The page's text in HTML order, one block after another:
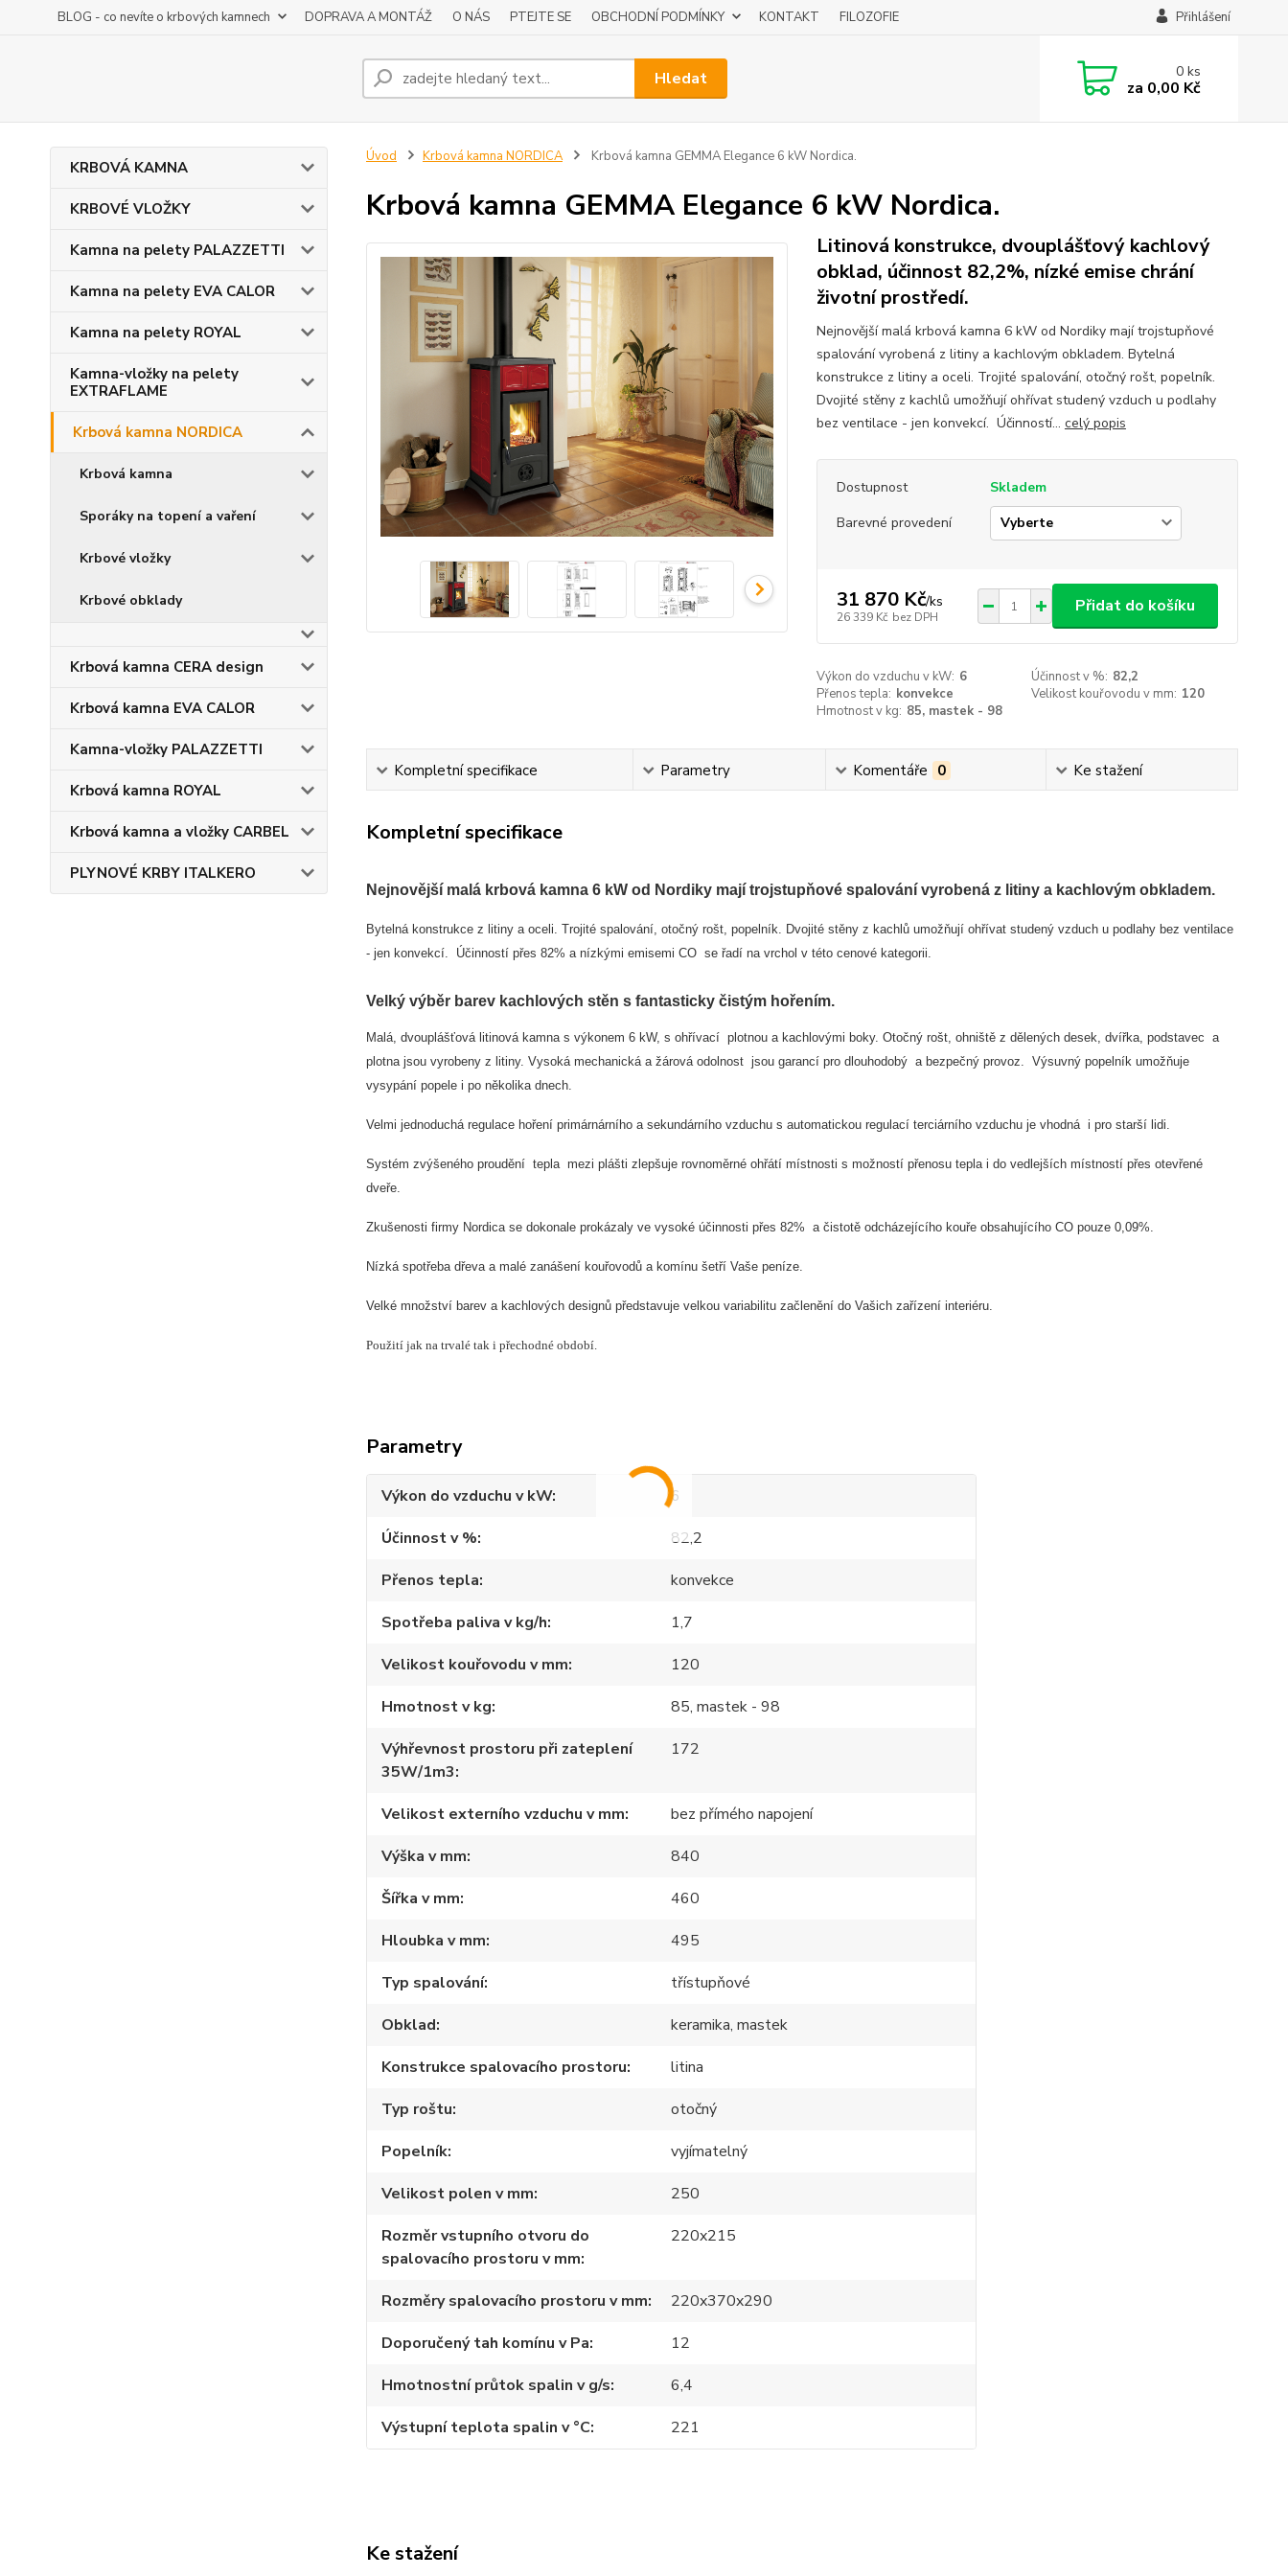
BLOG - co nevíte o krbových kamnech DOPRAVA A MONTÁŽ O NÁS PTEJTE SE OBCHODNÍ PODMÍNKY KONTAKT FILOZOFIE Přihlášení
Hledat 0ks
za 0,00 Kč
KRBOVÁ KAMNA
KRBOVÉ VLOŽKY
Kamna na pelety PALAZZETTI
Kamna na pelety EVA CALOR
Kamna na pelety ROYAL
Kamna-vložky na pelety
EXTRAFLAME
Krbová kamna NORDICA
Krbová kamna
Sporáky na topení a vaření
Krbové vložky
Krbové obklady
Krbová kamna CERA design
Krbová kamna EVA CALOR
Kamna-vložky PALAZZETTI
Krbová kamna ROYAL
Krbová kamna a vložky CARBEL
PLYNOVÉ KRBY ITALKERO
Úvod Krbová kamna NORDICA Krbová kamna GEMMA Elegance 6 kW Nordica.
Krbová kamna GEMMA Elegance 6 kW Nordica.
Litinová konstrukce, dvouplášťový kachlový
obklad, účinnost 82,2%, nízké emise chrání
životní prostředí.
Nejnovější malá krbová kamna 6 kW od Nordiky mají trojstupňové
spalování vyrobená z litiny a kachlovým obkladem. Bytelná
konstrukce z litiny a oceli. Trojité spalování, otočný rošt, popelník.
Dvojité stěny z kachlů umožňují ohřívat studený vzduch u podlahy
bez ventilace - jen konvekcí. Účinností... celý popis
Dostupnost
Skladem
Barevné provedení
31 870 Kč/ks
26 339 Kč bez DPH
Přidat do košíku
Výkon do vzduchu v kW: 6 Účinnost v %: 82,2
Přenos tepla: konvekce Velikost kouřovodu v mm: 120
Hmotnost v kg: 85, mastek - 98
Kompletní specifikace Parametry Komentáře 0 Ke stažení
Kompletní specifikace
Nejnovější malá krbová kamna 6 kW od Nordiky mají trojstupňové spalování vyrobená z litiny a kachlovým obkladem.
Bytelná konstrukce z litiny a oceli. Trojité spalování, otočný rošt, popelník. Dvojité stěny z kachlů umožňují ohřívat studený vzduch u podlahy bez ventilace
- jen konvekcí. Účinností přes 82% a nízkými emisemi CO se řadí na vrchol v této cenové kategorii.
Velký výběr barev kachlových stěn s fantasticky čistým hořením.
Malá, dvouplášťová litinová kamna s výkonem 6 kW, s ohřívací plotnou a kachlovými boky. Otočný rošt, ohniště z dělených desek, dvířka, podstavec a
plotna jsou vyrobeny z litiny. Vysoká mechanická a žárová odolnost jsou garancí pro dlouhodobý a bezpečný provoz. Výsuvný popelník umožňuje
vysypání popele i po několika dnech.
Velmi jednoduchá regulace hoření primárnárního a sekundárního vzduchu s automatickou regulací terciárního vzduchu je vhodná i pro starší lidi.
Systém zvýšeného proudění tepla mezi plášti zlepšuje rovnoměrné ohřátí místnosti s možností přenosu tepla i do vedlejších místností přes otevřené
dveře.
Zkušenosti firmy Nordica se dokonale prokázaly ve vysoké účinnosti přes 82% a čistotě odcházejícího kouře obsahujícího CO pouze 0,09%.
Nízká spotřeba dřeva a malé zanášení kouřovodů a komínu šetří Vaše peníze.
Velké množství barev a kachlových designů představuje velkou variabilitu začlenění do Vašich zařízení interiéru.
Použití jak na trvalé tak i přechodné období.
Parametry
Výkon do vzduchu v kW
6
Účinnost v %
82,2
Přenos tepla
konvekce
Spotřeba paliva v kg/h
1,7
Velikost kouřovodu v mm
120
Hmotnost v kg
85, mastek - 98
Výhřevnost prostoru při zateplení
35W/1m3
172
Velikost externího vzduchu v mm
bez přímého napojení
Výška v mm
840
Šířka v mm
460
Hloubka v mm
495
Typ spalování
třístupňové
Obklad
keramika, mastek
Konstrukce spalovacího prostoru
litina
Typ roštu
otočný
Popelník
vyjímatelný
Velikost polen v mm
250
Rozměr vstupního otvoru do
spalovacího prostoru v mm
220x215
Rozměry spalovacího prostoru v mm
220x370x290
Doporučený tah komínu v Pa
12
Hmotnostní průtok spalin v g/s
6,4
Výstupní teplota spalin v °C
221
Ke stažení